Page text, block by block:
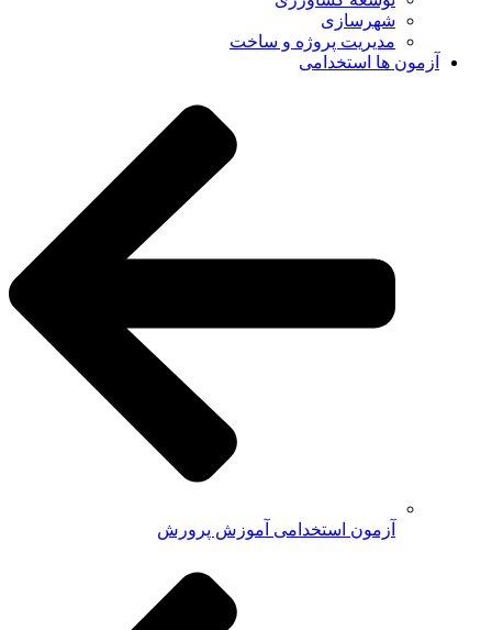
شهرسازی
مدیریت پروژه و ساخت
آزمون ها استخدامی
آزمون استخدامی آموزش پرورش